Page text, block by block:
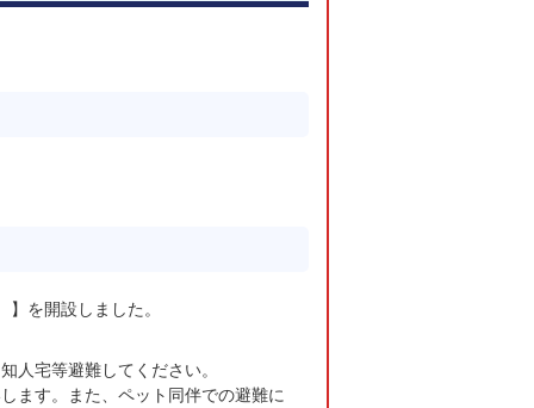
を開設しました。
人宅等避難してください。
ます。また、ペット同伴での避難に